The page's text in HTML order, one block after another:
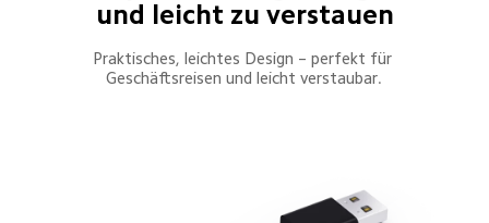
und leicht zu verstauen
Praktisches, leichtes Design – perfekt für
Geschäftsreisen und leicht verstaubar.